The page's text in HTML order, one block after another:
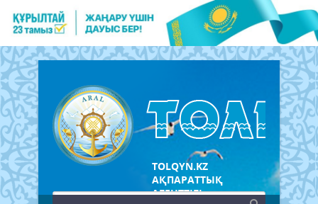
TOLQYN.KZ
АҚПАРАТТЫҚ
АГЕНТТІГІ